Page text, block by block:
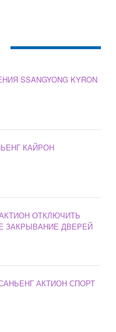
SSANGYONG KYRON
КАЙРОН
ОТКЛЮЧИТЬ
ЗАКРЫВАНИЕ ДВЕРЕЙ
АКТИОН СПОРТ